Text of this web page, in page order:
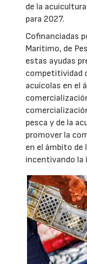
de la
para 2027.
Cofinanciadas
Marítimo, de
estas ayudas
competitividad
acuícolas en el
pesca y de la
promover la
en el ámbito
incentivando la